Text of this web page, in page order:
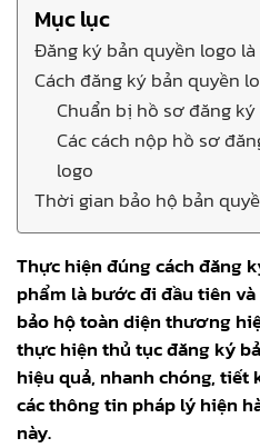
Mục lục
Đăng ký bản quyền logo là
Cách đăng ký bản quyền
Chuẩn bị hồ sơ đăng
Các cách nộp hồ sơ
logo
Thời gian bảo hộ bản
Thực hiện đúng cách đăng
phẩm là bước đi đầu tiên
bảo hộ toàn diện thương
thực hiện thủ tục đăng ký
hiệu quả, nhanh chóng, tiết
các thông tin pháp lý hiện
này.